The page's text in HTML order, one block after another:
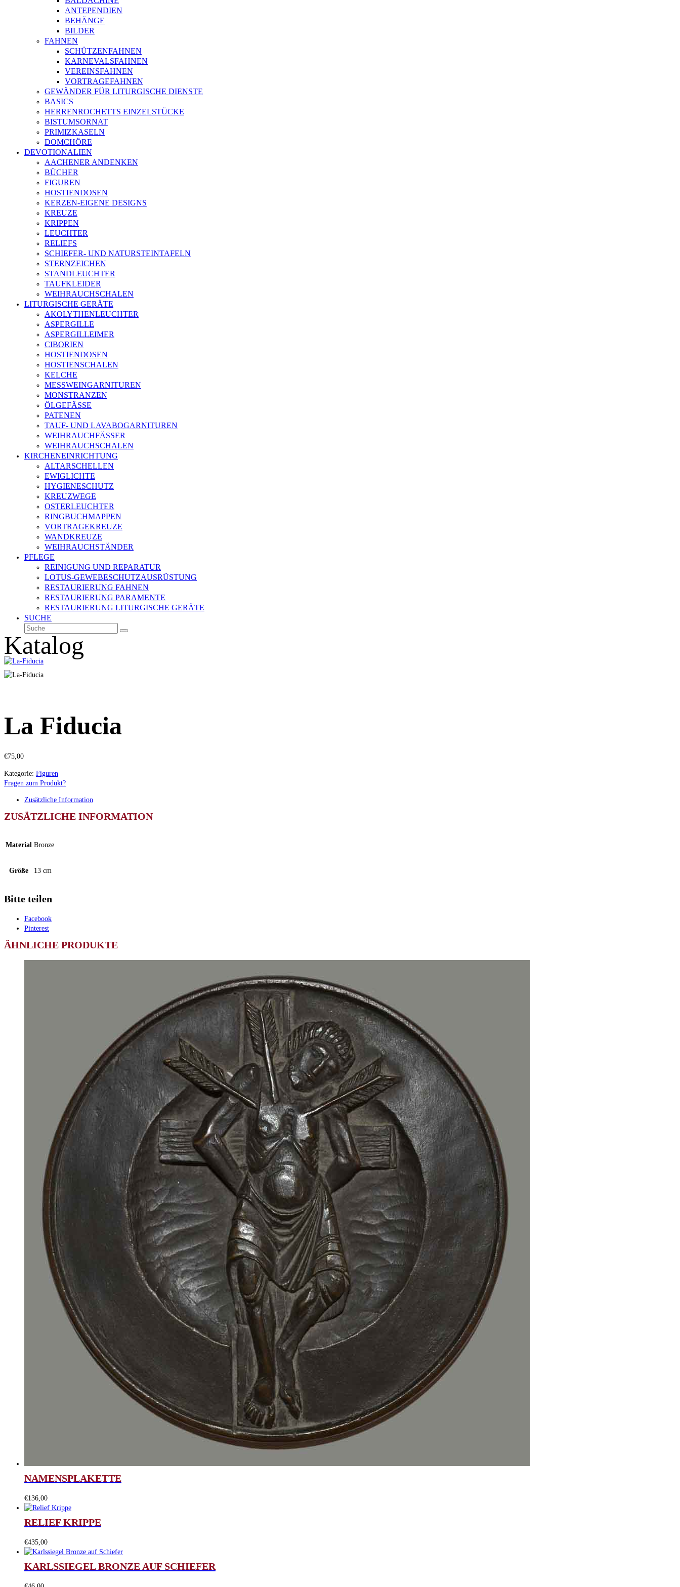
ANTEPENDIEN
BEHÄNGE
BILDER
FAHNEN
SCHÜTZENFAHNEN
KARNEVALSFAHNEN
VEREINSFAHNEN
VORTRAGEFAHNEN
GEWÄNDER FÜR LITURGISCHE DIENSTE
BASICS
HERRENROCHETTS EINZELSTÜCKE
BISTUMSORNAT
PRIMIZKASELN
DOMCHÖRE
DEVOTIONALIEN
AACHENER ANDENKEN
BÜCHER
FIGUREN
HOSTIENDOSEN
KERZEN-EIGENE DESIGNS
KREUZE
KRIPPEN
LEUCHTER
RELIEFS
SCHIEFER- UND NATURSTEINTAFELN
STERNZEICHEN
STANDLEUCHTER
TAUFKLEIDER
WEIHRAUCHSCHALEN
LITURGISCHE GERÄTE
AKOLYTHENLEUCHTER
ASPERGILLE
ASPERGILLEIMER
CIBORIEN
HOSTIENDOSEN
HOSTIENSCHALEN
KELCHE
MESSWEINGARNITUREN
MONSTRANZEN
ÖLGEFÄSSE
PATENEN
TAUF- UND LAVABOGARNITUREN
WEIHRAUCHFÄSSER
WEIHRAUCHSCHALEN
KIRCHENEINRICHTUNG
ALTARSCHELLEN
EWIGLICHTE
HYGIENESCHUTZ
KREUZWEGE
OSTERLEUCHTER
RINGBUCHMAPPEN
VORTRAGEKREUZE
WANDKREUZE
WEIHRAUCHSTÄNDER
PFLEGE
REINIGUNG UND REPARATUR
LOTUS-GEWEBESCHUTZAUSRÜSTUNG
RESTAURIERUNG FAHNEN
RESTAURIERUNG PARAMENTE
RESTAURIERUNG LITURGISCHE GERÄTE
SUCHE
Suche
Senden
Katalog
La Fiducia
€75,00
Kategorie: Figuren
Fragen zum Produkt?
Zusätzliche Information
ZUSÄTZLICHE INFORMATION
Material Bronze
Größe 13 cm
Bitte teilen
Facebook
Pinterest
ÄHNLICHE PRODUKTE
NAMENSPLAKETTE
€136,00
RELIEF KRIPPE
€435,00
KARLSSIEGEL BRONZE AUF SCHIEFER